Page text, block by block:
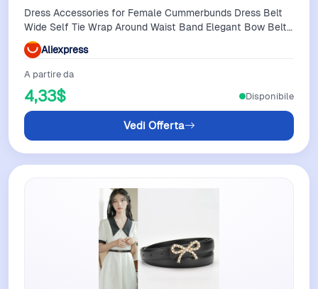
Dress Accessories for Female Cummerbunds Dress Belt
Wide Self Tie Wrap Around Waist Band Elegant Bow Belt
Aliexpress
A partire da
4,33$
Vedi Offerta
Disponibile